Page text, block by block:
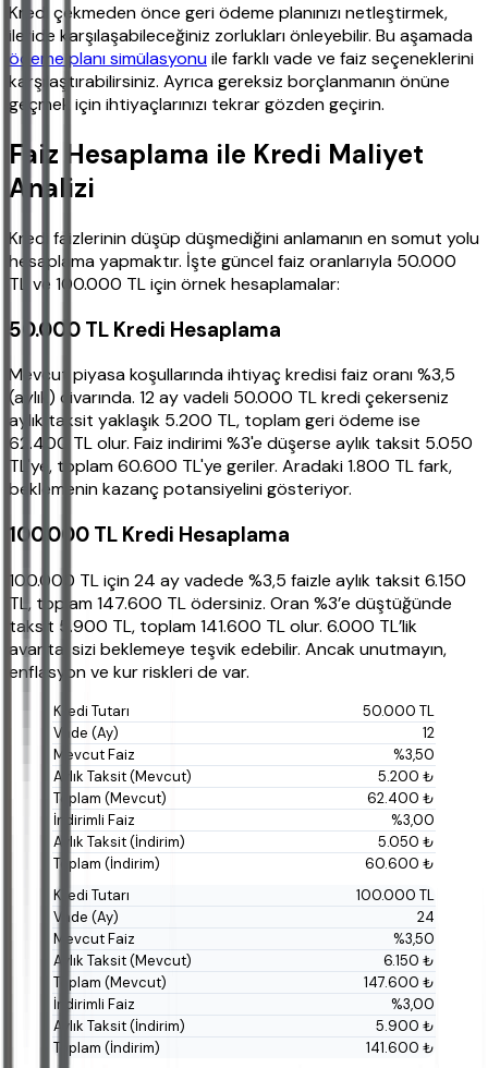
Kredi çekmeden önce geri ödeme planınızı netleştirmek,
ileride karşılaşabileceğiniz zorlukları önleyebilir. Bu aşamada
ödeme planı simülasyonuile farklı vade ve faiz seçeneklerini
karşılaştırabilirsiniz. Ayrıca gereksiz borçlanmanın önüne
geçmek için ihtiyaçlarınızı tekrar gözden geçirin.
Faiz Hesaplama ile Kredi Maliyet
Analizi
Kredi faizlerinin düşüp düşmediğini anlamanın en somut yolu
hesaplama yapmaktır. İşte güncel faiz oranlarıyla 50.000
TL ve 100.000 TL için örnek hesaplamalar:
50.000 TL Kredi Hesaplama
Mevcut piyasa koşullarında ihtiyaç kredisi faiz oranı %3,5
(aylık) civarında. 12 ay vadeli 50.000 TL kredi çekerseniz
aylık taksit yaklaşık 5.200 TL, toplam geri ödeme ise
62.400 TL olur. Faiz indirimi %3'e düşerse aylık taksit 5.050
TL'ye, toplam 60.600 TL'ye geriler. Aradaki 1.800 TL fark,
beklemenin kazanç potansiyelini gösteriyor.
100.000 TL Kredi Hesaplama
100.000 TL için 24 ay vadede %3,5 faizle aylık taksit 6.150
TL, toplam 147.600 TL ödersiniz. Oran %3’e düştüğünde
taksit 5.900 TL, toplam 141.600 TL olur. 6.000 TL’lik
avantaj sizi beklemeye teşvik edebilir. Ancak unutmayın,
enflasyon ve kur riskleri de var.
50.000 TL
12
%3,50
5.200 ₺
62.400 ₺
%3,00
5.050 ₺
60.600 ₺
100.000 TL
24
%3,50
6.150 ₺
147.600 ₺
%3,00
5.900 ₺
141.600 ₺